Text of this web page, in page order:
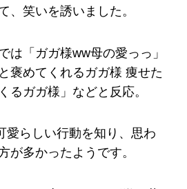
、笑いを誘いました。
は「ガガ様ww母の愛っっ」
褒めてくれるガガ様 痩せた
るガガ様」などと反応。
愛らしい行動を知り、思わ
が多かったようです。